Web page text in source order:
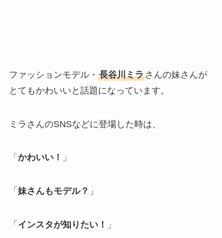
ファッションモデル・ 長谷川ミラさんの妹さんが
とてもかわいいと話題になっています。
ミラさんのSNSなどに登場した時は、
「 かわいい！ 」
「 妹さんもモデル？ 」
「 インスタが知りたい！ 」